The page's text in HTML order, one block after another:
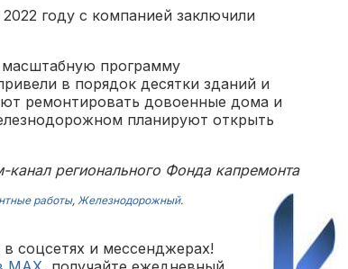
году с компанией заключили
программу
в порядок десятки зданий и
ремонтировать довоенные дома и
планируют открыть
канал регионального Фонда капремонта
работы, Железнодорожный.
соцсетях и мессенджерах!